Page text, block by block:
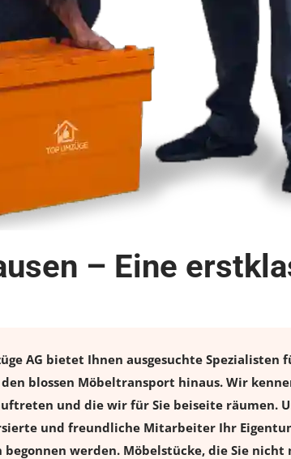
– Eine
AG bietet Ihnen ausgesuchte
blossen Möbeltransport hinaus. Wir
und die wir für Sie beiseite räumen.
und freundliche Mitarbeiter Ihr
werden. Möbelstücke, die Sie